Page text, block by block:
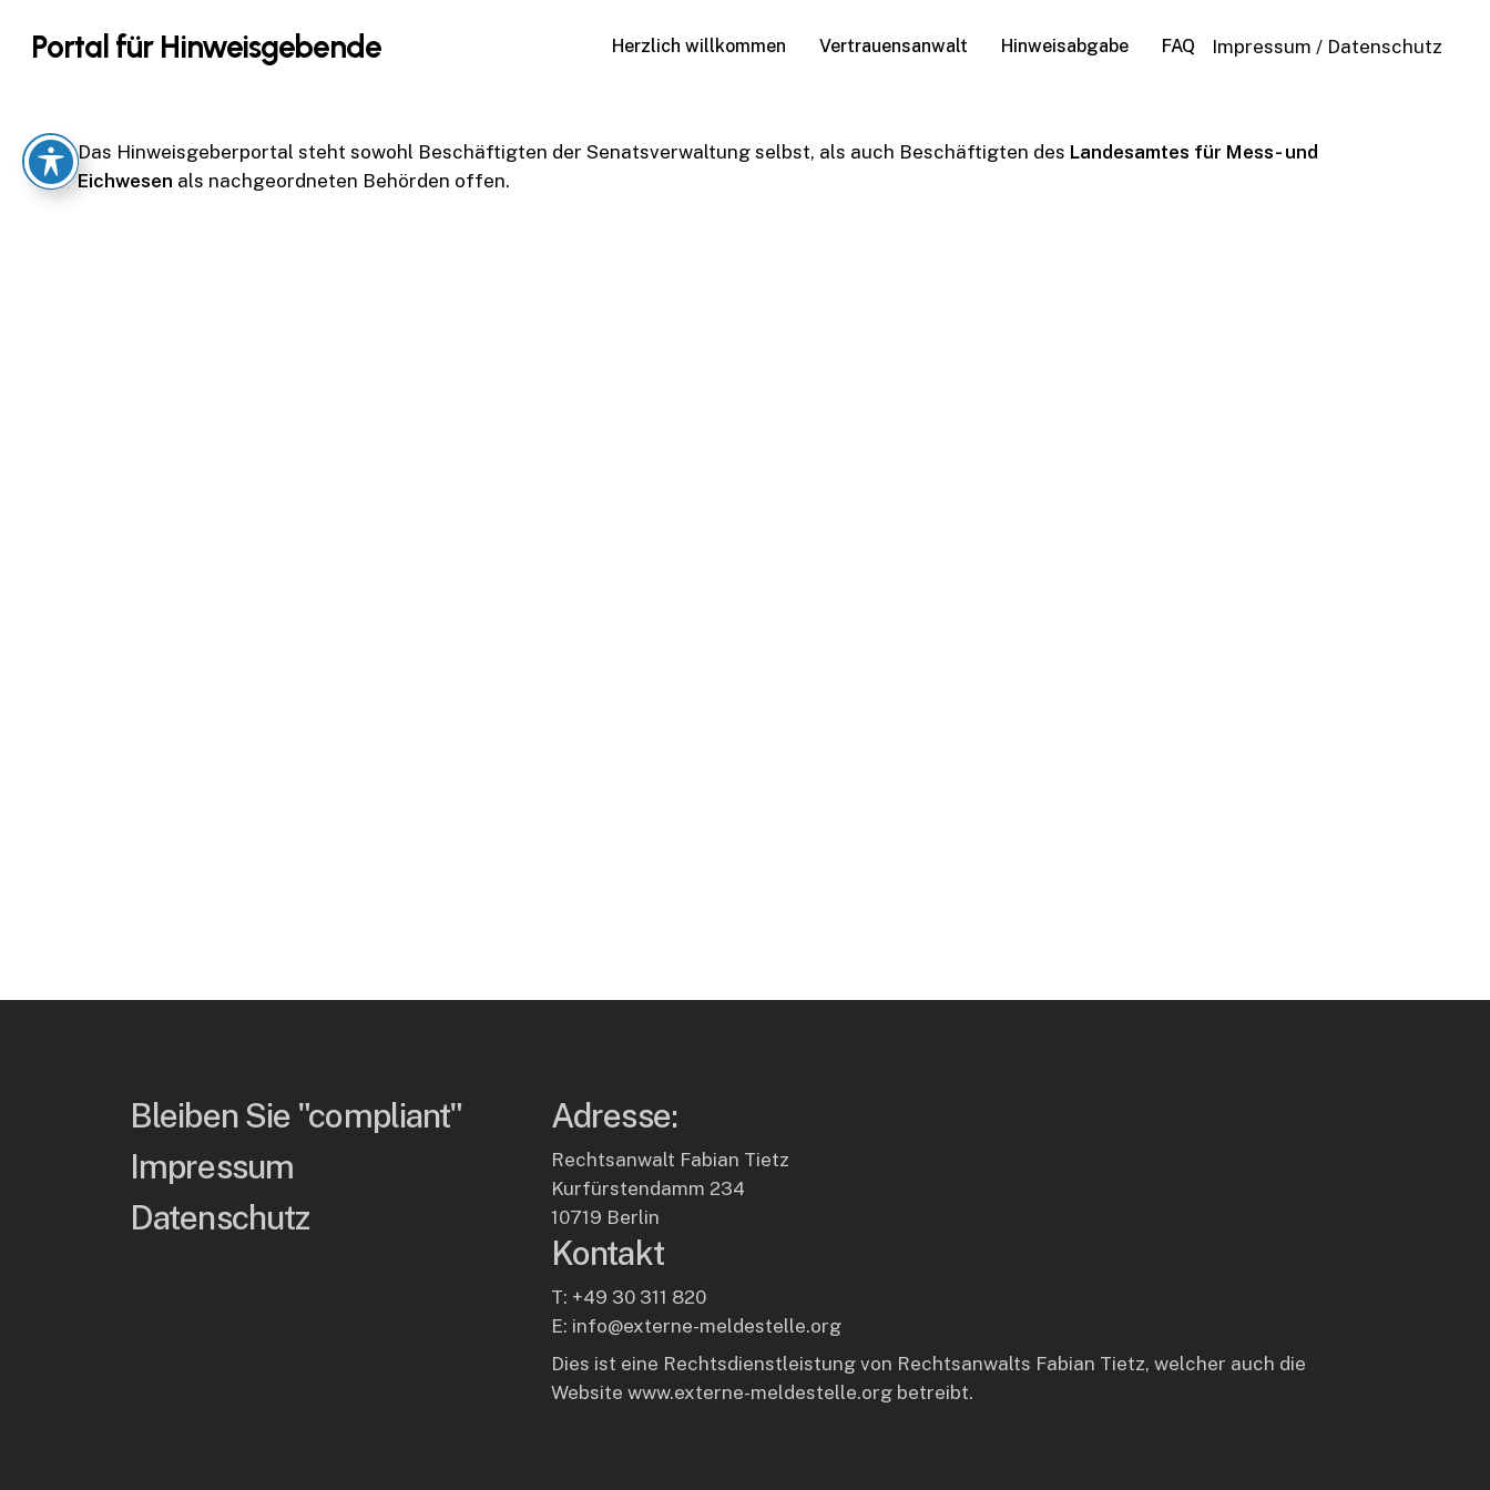
Portal für Hinweisgebende Herzlich willkommen Vertrauensanwalt Hinweisabgabe FAQ Impressum / Datenschutz
Das Hinweisgeberportal steht sowohl Beschäftigten der Senatsverwaltung selbst, als auch Beschäftigten des Landesamtes für Mess- und
Eichwesen als nachgeordneten Behörden offen.
Bleiben Sie "compliant"
Impressum
Datenschutz
Adresse:
Rechtsanwalt Fabian Tietz
Kurfürstendamm 234
10719 Berlin
Kontakt
T: +49 30 311 820
E: info@externe-meldestelle.org
Dies ist eine Rechtsdienstleistung von Rechtsanwalts Fabian Tietz, welcher auch die
Website www.externe-meldestelle.org betreibt.